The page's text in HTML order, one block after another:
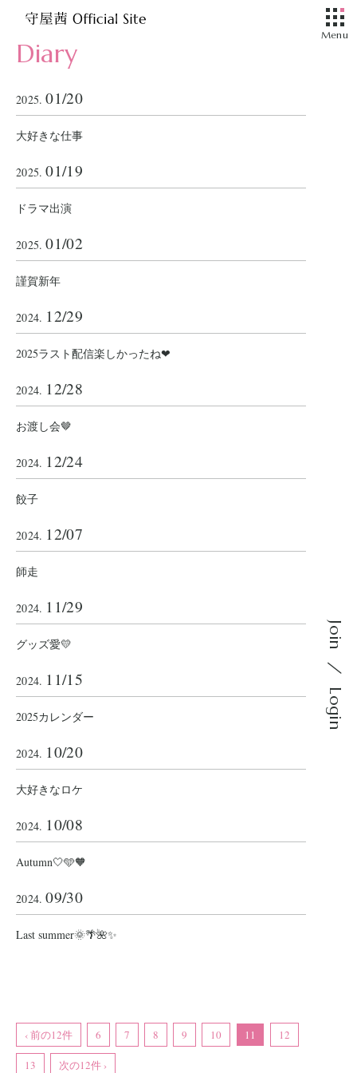
Join
Login
Diary
2025. 01/20
大好きな仕事
2025. 01/19
ドラマ出演
2025. 01/02
謹賀新年
2024. 12/29
2025ラスト配信楽しかったね‪‪❤︎‬
2024. 12/28
お渡し会🤎
2024. 12/24
餃子
2024. 12/07
師走
2024. 11/29
グッズ愛💛
2024. 11/15
2025カレンダー
2024. 10/20
大好きなロケ ‬‪
2024. 10/08
Autumn🤍🩵‪‪🧡‬‪
2024. 09/30
Last summer🌞🌴🌺✨
‹ 前の12件 6 7 8 9 10 11 12
13 次の12件 ›